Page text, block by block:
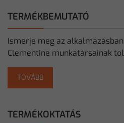
TERMÉKBEMUTATÓ
Ismerje meg az
Clementine munkatársainak
TOVÁBB
TERMÉKOKTATÁS